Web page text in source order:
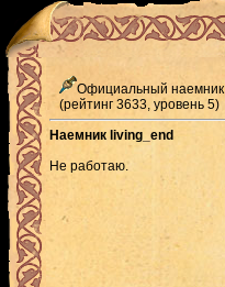
Официальный наемник
(рейтинг 3633, уровень 5)
Наемник living_end
Не работаю.